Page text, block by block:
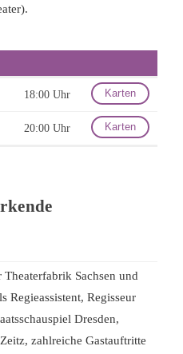
18:00 Uhr Karten
20:00 Uhr Karten
Sachsen und
Regieassistent, Regisseur
Dresden,
zahlreiche Gastauftritte